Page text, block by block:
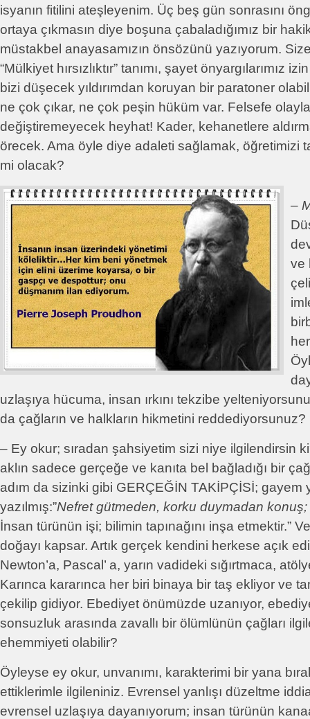
isyanın fitilini ateşleyenim. Üç beş gün sonrasını
ortaya çıkmasın diye boşuna çabaladığımız bir
müstakbel anayasamızın önsözünü yazıyorum.
“Mülkiyet hırsızlıktır” tanımı, şayet önyargılarımız
bizi düşecek yıldırımdan koruyan bir paratoner
ne çok çıkar, ne çok peşin hüküm var. Felsefe
değiştiremeyecek heyhat! Kader, kehanetlere
örecek. Ama öyle diye adaleti sağlamak, öğretimizi
mi olacak?
–
ve
uzlaşıya hücuma, insan ırkını tekzibe
da çağların ve halkların hikmetini reddediyorsunuz?
– Ey okur; sıradan şahsiyetim sizi niye ilgilendirsin
aklın sadece gerçeğe ve kanıta bel bağladığı bir
adım da sizinki gibi GERÇEĞİN TAKİPÇİSİ; gayem
yazılmış:”Nefret gütmeden, korku duymadan
İnsan türünün işi; bilimin tapınağını inşa etmektir.”
doğayı kapsar. Artık gerçek kendini herkese açık
Newton’a, Pascal’ a, yarın vadideki sığırtmaca,
Karınca kararınca her biri binaya bir taş ekliyor ve
çekilip gidiyor. Ebediyet önümüzde uzanıyor,
sonsuzluk arasında zavallı bir ölümlünün çağları
ehemmiyeti olabilir?
Öyleyse ey okur, unvanımı, karakterimi bir yana
ettiklerimle ilgileniniz. Evrensel yanlışı düzeltme
evrensel uzlaşıya dayanıyorum; insan türünün